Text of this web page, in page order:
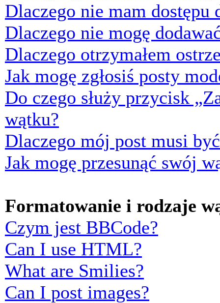
Dlaczego nie mam dostępu
Dlaczego nie mogę
Dlaczego otrzymałem
Jak mogę zgłosiś posty
Do czego służy przycisk
wątku?
Dlaczego mój post musi
Jak mogę przesunąć swój
Formatowanie i rodzaje
Czym jest BBCode?
Can I use HTML?
What are Smilies?
Can I post images?